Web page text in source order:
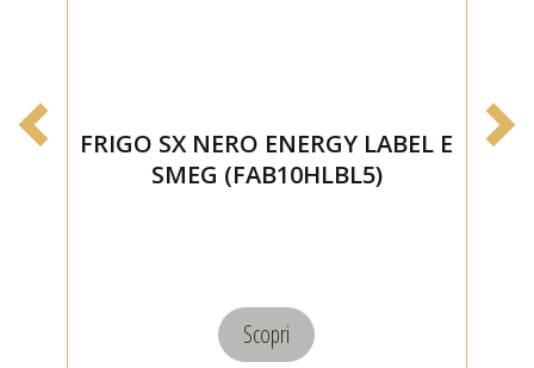
FRIGO SX NERO ENERGY LABEL E
SMEG (FAB10HLBL5)
Scopri